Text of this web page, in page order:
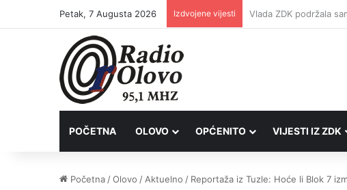
Petak, 7 Augusta 2026 Izdvojene vijesti
POČETNA OLOVO OPĆENITO VIJESTI IZ ZDK
Početna /Olovo / Aktuelno / Reportaža iz Tuzle: Hoće li Blok 7